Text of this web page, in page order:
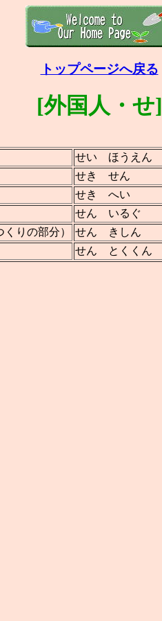
トップページへ戻る
[外国人・せ]
せい ほうえん
せき せん
せき へい
せん いるぐ
りの部分）
せん きしん
せん とくくん